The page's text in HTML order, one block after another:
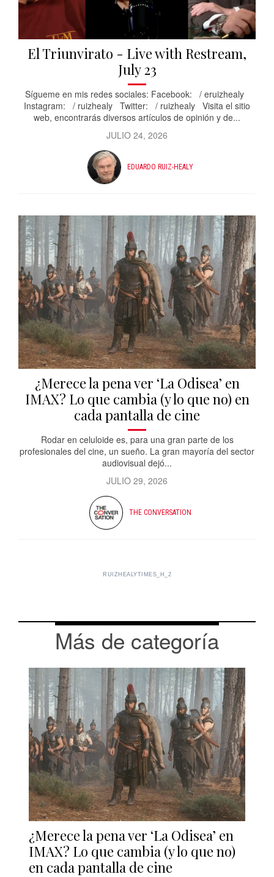
El Triunvirato - Live with Restream,
July 23
Sígueme en mis redes sociales: Facebook: / eruizhealy
Instagram: / ruizhealy Twitter: / ruizhealy Visita el sitio
web, encontrarás diversos artículos de opinión y de...
JULIO 24, 2026
EDUARDO RUIZ-HEALY
¿Merece la pena ver ‘La Odisea’ en
IMAX? Lo que cambia (y lo que no) en
cada pantalla de cine
Rodar en celuloide es, para una gran parte de los
profesionales del cine, un sueño. La gran mayoría del sector
audiovisual dejó...
JULIO 29, 2026
THE CONVERSATION
RUIZHEALYTIMES_H_2
Más de categoría
¿Merece la pena ver ‘La Odisea’ en
IMAX? Lo que cambia (y lo que no)
en cada pantalla de cine